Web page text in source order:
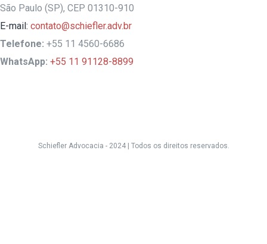
São Paulo (SP), CEP 01310-910
E-mail: contato@schiefler.adv.br
Telefone: +55 11 4560-6686
WhatsApp: +55 11 91128-8899
Schiefler Advocacia - 2024 | Todos os direitos reservados.